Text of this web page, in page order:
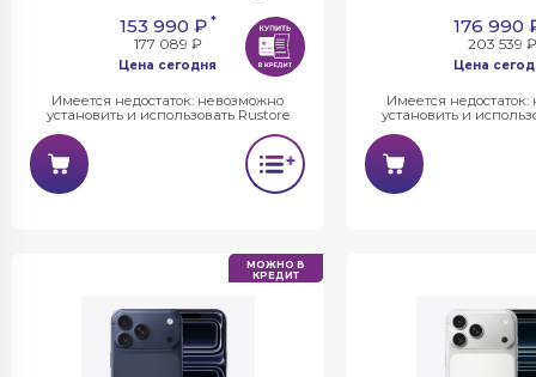
153 990 ₽*
177 089 ₽
Цена сегодня
Имеется недостаток: невозможно
установить и использовать Rustore
176 990
203 539 ₽
Цена
Имеется
установить и
МОЖНО В
КРЕДИТ